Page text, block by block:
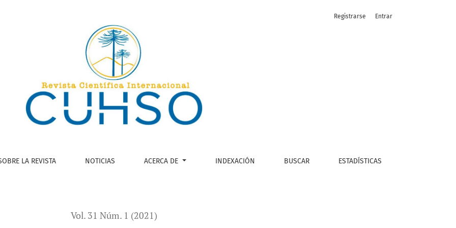
del Chile contemporáneo: una comparación entre trabajadores del retail y emprendedores sociales
LA REVISTA NOTICIAS ACERCA DE INDEXACIÓN BUSCAR ESTADÍSTICAS
Registrarse Entrar
Vol. 31 Núm. 1 (2021)